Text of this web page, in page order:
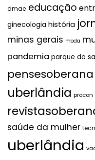
dmae educação
ginecologia história
minas gerais moda
pandemia parque do
pensesoberana
uberlândia procon
saúde da mulher
uberlândia